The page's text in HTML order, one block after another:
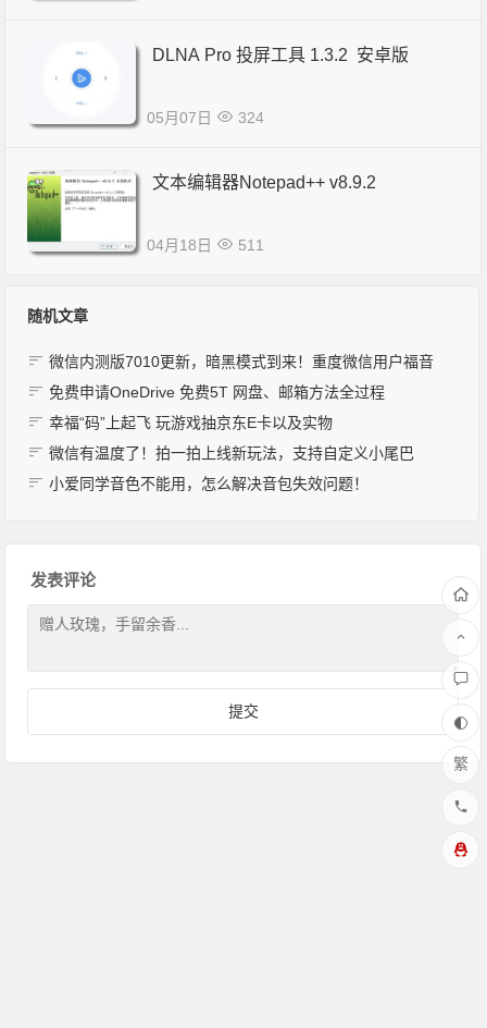
DLNA Pro 投屏工具 1.3.2 安卓版
05月07日 324
文本编辑器Notepad++ v8.9.2
04月18日 511
随机文章
微信内测版7010更新，暗黑模式到来！重度微信用户福音
免费申请OneDrive 免费5T 网盘、邮箱方法全过程
幸福“码”上起飞 玩游戏抽京东E卡以及实物
微信有温度了！拍一拍上线新玩法，支持自定义小尾巴
小爱同学音色不能用，怎么解决音包失效问题！
发表评论
繁